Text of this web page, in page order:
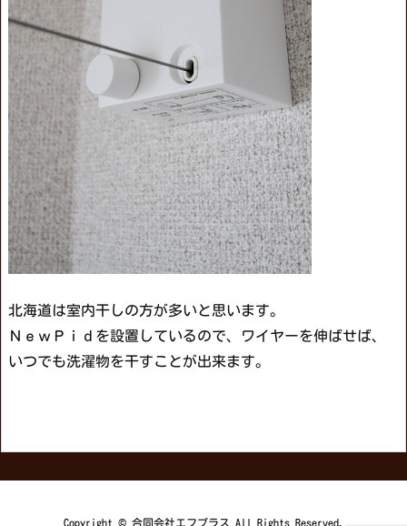
北海道は室内干しの方が多いと思います。
ＮｅｗＰｉｄを設置しているので、ワイヤーを伸ばせば、
いつでも洗濯物を干すことが出来ます。
Copyright © 合同会社エフプラス All Rights Reserved.